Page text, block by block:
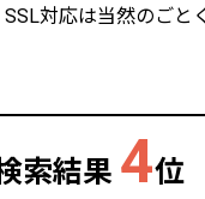
対応は当然のごと
索結果 4位